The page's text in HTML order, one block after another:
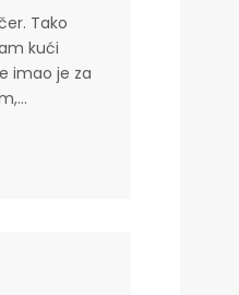
Tako
kući
imao je za